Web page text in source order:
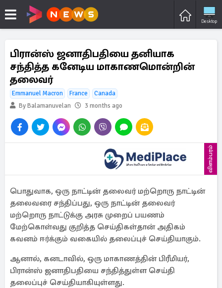
Desktop
பிரான்ஸ் ஜனாதிபதியை தனியாக
சந்தித்த கனேடிய மாகாணமொன்றின்
தலைவர்
Emmanuel Macron France
Canada
By Balamanuvelan
3 months ago
விளம்பரம்
பொதுவாக, ஒரு நாட்டின் தலைவர் மற்றொரு நாட்டின்
தலைவரை சந்திப்பது, ஒரு நாட்டின் தலைவர்
மற்றொரு நாட்டுக்கு அரசு முறைப் பயணம்
மேற்கொள்வது குறித்த செய்திகள்தான் அதிகம்
கவனம் ஈர்க்கும் வகையில் தலைப்புச் செய்தியாகும்.
ஆனால், கனடாவில், ஒரு மாகாணத்தின் பிரீமியர்,
பிரான்ஸ் ஜனாதிபதியை சந்தித்துள்ள செய்தி
தலைப்புச் செய்தியாகியுள்ளது.